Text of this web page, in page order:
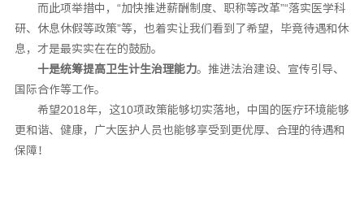
而此项举措中，“加快推进薪酬制度、职称等改革”“落实医学科
研、休息休假等政策”等，也着实让我们看到了希望，毕竟待遇和休
息，才是最实实在在的鼓励。
十是统筹提高卫生计生治理能力。推进法治建设、宣传引导、
国际合作等工作。
希望2018年，这10项政策能够切实落地，中国的医疗环境能够
更和谐、健康，广大医护人员也能够享受到更优厚、合理的待遇和
保障！